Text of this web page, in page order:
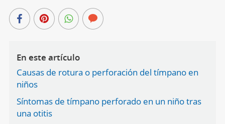
En este artículo
Causas de rotura o perforación del tímpano en
niños
Síntomas de tímpano perforado en un niño tras
una otitis